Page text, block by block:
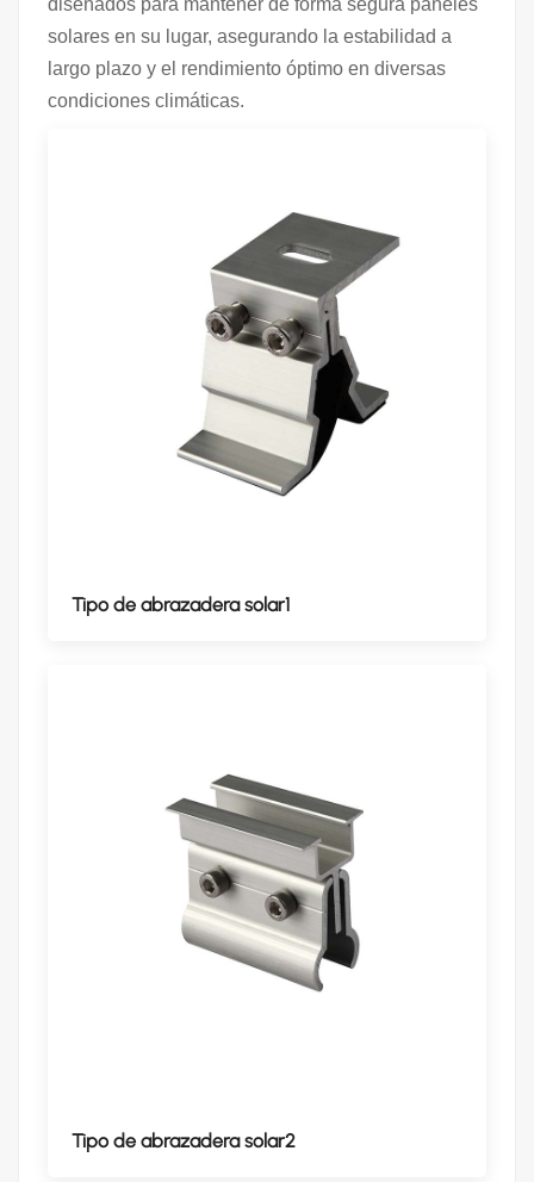
solares en su lugar, asegurando la estabilidad a
largo plazo y el rendimiento óptimo en diversas
condiciones climáticas.
Tipo de abrazadera solar1
Tipo de abrazadera solar2